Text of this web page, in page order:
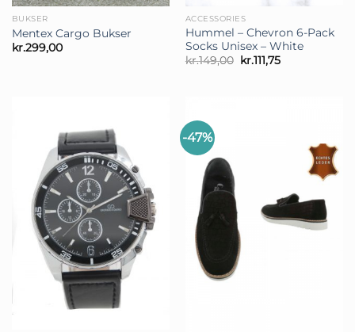
BUKSER
Mentex Cargo Bukser
kr.299,00
ACCESSORIES
Hummel – Chevron 6-Pack
Socks Unisex – White
kr.149,00 Den
oprindelige
kr.111,75Den
-47%